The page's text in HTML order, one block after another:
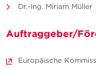
Dr.-Ing. Miriam Müller
Auftraggeber/
Europäische